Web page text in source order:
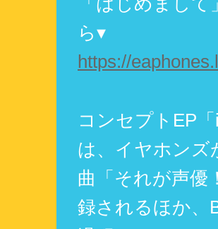
ら▾
https://
コンセプトEP
は、イヤホンズ
曲「それが声優
録されるほか、